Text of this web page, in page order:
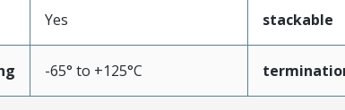
Yes stackable
-65° to +125°C